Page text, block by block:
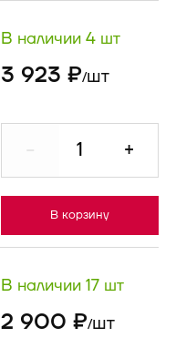
В наличии 4 шт
3 923 ₽/шт
+
В корзину
В наличии 17 шт
2 900 ₽/шт